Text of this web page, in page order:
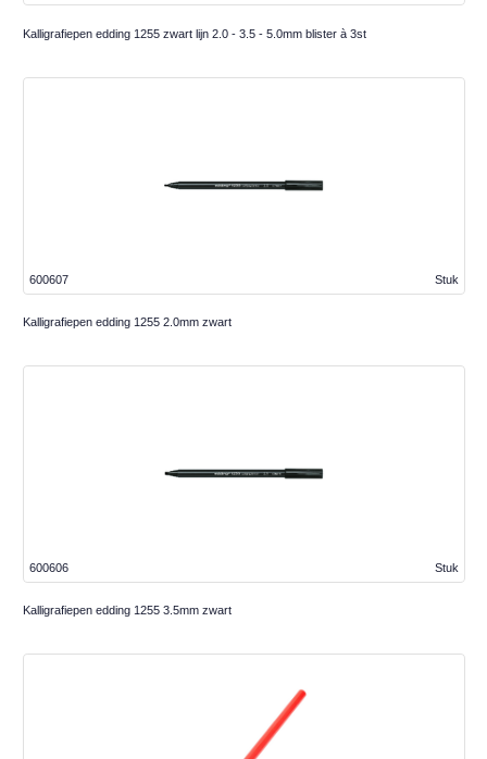
Kalligrafiepen edding 1255 zwart lijn 2.0 - 3.5 - 5.0mm blister à 3st
Stuk
600607
Kalligrafiepen edding 1255 2.0mm zwart
Stuk
600606
Kalligrafiepen edding 1255 3.5mm zwart